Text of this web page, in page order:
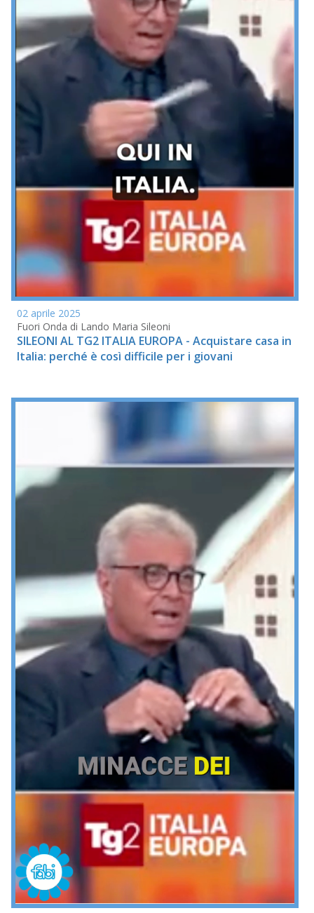
02 aprile 2025
Fuori Onda di Lando Maria Sileoni
SILEONI AL TG2 ITALIA EUROPA - Acquistare casa in
Italia: perché è così difficile per i giovani